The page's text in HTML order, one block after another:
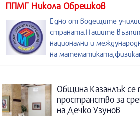
ППМГ Никола Обрешков
Едно от водещите
страната.Нашите
национални и
на
Община Казанлък се
пространство за
на Дечко Узунов